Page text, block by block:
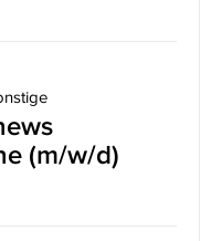
(m/w/d)